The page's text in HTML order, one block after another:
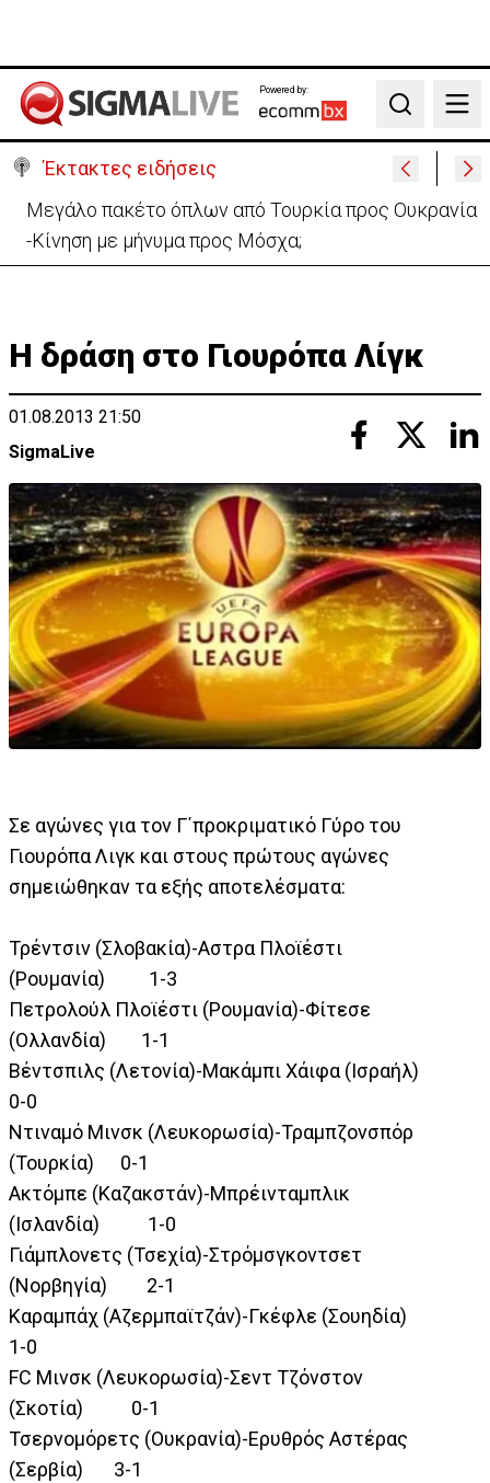
Powered by:
Search
Έκτακτες ειδήσεις
Μεγάλο πακέτο όπλων από Τουρκία προς Ουκρανία
-Κίνηση με μήνυμα προς Μόσχα;
Η δράση στο Γιουρόπα Λίγκ
01.08.2013 21:50
SigmaLive
Σε αγώνες για τον Γ΄προκριματικό Γύρο του
Γιουρόπα Λιγκ και στους πρώτους αγώνες
σημειώθηκαν τα εξής αποτελέσματα:
Τρέντσιν (Σλοβακία)-Αστρα Πλοϊέστι
(Ρουμανία) 1-3
Πετρολούλ Πλοϊέστι (Ρουμανία)-Φίτεσε
(Ολλανδία) 1-1
Βέντσπιλς (Λετονία)-Μακάμπι Χάιφα (Ισραήλ)
0-0
Ντιναμό Μινσκ (Λευκορωσία)-Τραμπζονσπόρ
(Τουρκία) 0-1
Ακτόμπε (Καζακστάν)-Μπρέινταμπλικ
(Ισλανδία) 1-0
Γιάμπλονετς (Τσεχία)-Στρόμσγκοντσετ
(Νορβηγία) 2-1
Καραμπάχ (Αζερμπαϊτζάν)-Γκέφλε (Σουηδία)
1-0
FC Μινσκ (Λευκορωσία)-Σεντ Τζόνστον
(Σκοτία) 0-1
Τσερνομόρετς (Ουκρανία)-Ερυθρός Αστέρας
(Σερβία) 3-1